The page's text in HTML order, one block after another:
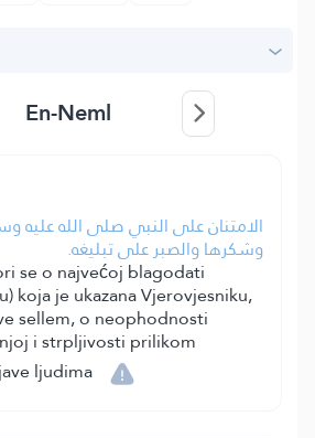
En-Neml
الامتنان على النبي صلى الله عليه
وشكرها والصبر على تبليغه.
se o najvećoj blagodati
koja je ukazana Vjerovjesniku,
sellem, o neophodnosti
i strpljivosti prilikom
ljudima